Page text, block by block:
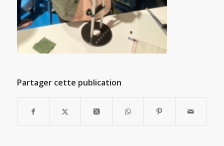
Partager cette publication